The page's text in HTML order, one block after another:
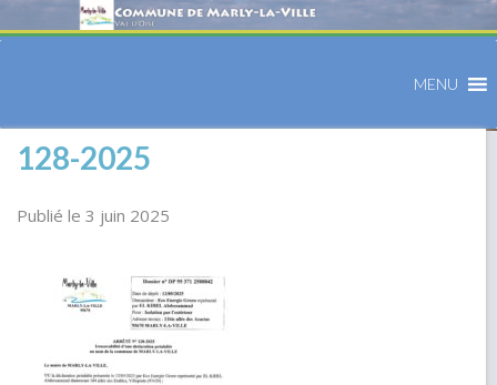
MENU
128-2025
Publié le 3 juin 2025